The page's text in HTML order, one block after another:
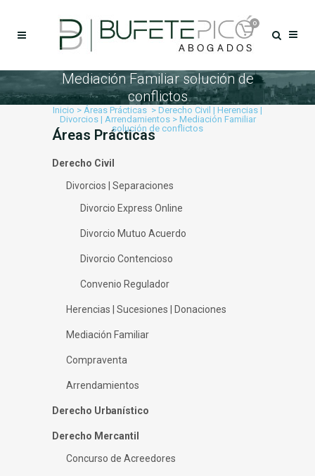
0
Mediación Familiar solución de
conflictos
Inicio > Áreas Prácticas > Derecho Civil | Herencias |
Divorcios | Arrendamientos> Mediación Familiar
solución de conflictos
Áreas Prácticas
Derecho Civil
Divorcios | Separaciones
Divorcio Express Online
Divorcio Mutuo Acuerdo
Divorcio Contencioso
Convenio Regulador
Herencias | Sucesiones | Donaciones
Mediación Familiar
Compraventa
Arrendamientos
Derecho Urbanístico
Derecho Mercantil
Concurso de Acreedores